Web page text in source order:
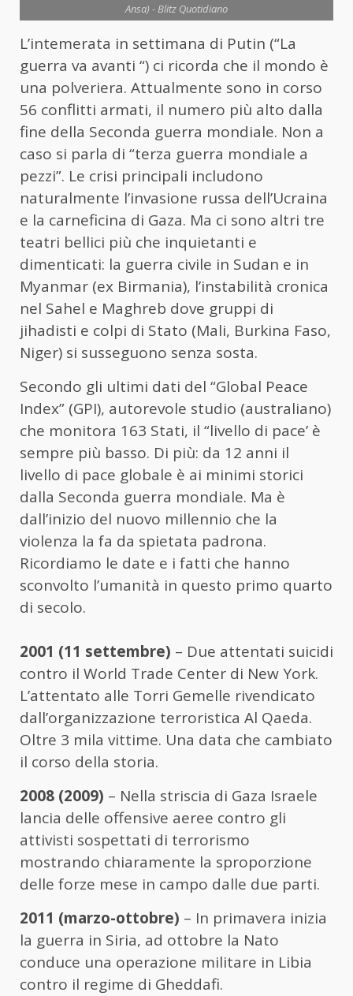
Ansa) - Blitz Quotidiano
L’intemerata in settimana di Putin (“La
guerra va avanti “) ci ricorda che il mondo è
una polveriera. Attualmente sono in corso
56 conflitti armati, il numero più alto dalla
fine della Seconda guerra mondiale. Non a
caso si parla di “terza guerra mondiale a
pezzi”. Le crisi principali includono
naturalmente l’invasione russa dell’Ucraina
e la carneficina di Gaza. Ma ci sono altri tre
teatri bellici più che inquietanti e
dimenticati: la guerra civile in Sudan e in
Myanmar (ex Birmania), l’instabilità cronica
nel Sahel e Maghreb dove gruppi di
jihadisti e colpi di Stato (Mali, Burkina Faso,
Niger) si susseguono senza sosta.
Secondo gli ultimi dati del “Global Peace
Index” (GPI), autorevole studio (australiano)
che monitora 163 Stati, il “livello di pace’ è
sempre più basso. Di più: da 12 anni il
livello di pace globale è ai minimi storici
dalla Seconda guerra mondiale. Ma è
dall’inizio del nuovo millennio che la
violenza la fa da spietata padrona.
Ricordiamo le date e i fatti che hanno
sconvolto l’umanità in questo primo quarto
di secolo.
2001 (11 settembre) – Due attentati suicidi
contro il World Trade Center di New York.
L’attentato alle Torri Gemelle rivendicato
dall’organizzazione terroristica Al Qaeda.
Oltre 3 mila vittime. Una data che cambiato
il corso della storia.
2008 (2009) – Nella striscia di Gaza Israele
lancia delle offensive aeree contro gli
attivisti sospettati di terrorismo
mostrando chiaramente la sproporzione
delle forze mese in campo dalle due parti.
2011 (marzo-ottobre) – In primavera inizia
la guerra in Siria, ad ottobre la Nato
conduce una operazione militare in Libia
contro il regime di Gheddafi.